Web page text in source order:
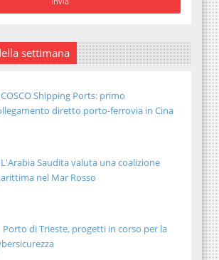
settimana
COSCO Shipping Ports: primo
diretto porto-ferrovia in Cina
L'Arabia Saudita valuta una coalizione
nel Mar Rosso
Porto di Trieste, progetti in corso per la